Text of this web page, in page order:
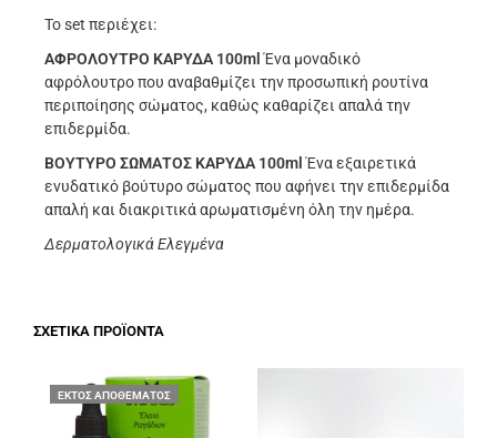
Το set περιέχει:
ΑΦΡΟΛΟΥΤΡΟ ΚΑΡΥ∆Α 100ml Ένα µοναδικό
αφρόλουτρο που αναβαθµίζει την προσωπική ρουτίνα
περιποίησης σώµατος, καθώς καθαρίζει απαλά την
επιδερµίδα.
ΒΟΥΤΥΡΟ ΣΩΜΑΤΟΣ ΚΑΡΥ∆Α 100ml Ένα εξαιρετικά
ενυδατικό βούτυρο σώµατος που αφήνει την επιδερµίδα
απαλή και διακριτικά αρωµατισµένη όλη την ηµέρα.
Δερματολογικά Ελεγμένα
ΣΧΕΤΙΚΆ ΠΡΟΪΌΝΤΑ
ΕΚΤΌΣ ΑΠΟΘΈΜΑΤΟΣ